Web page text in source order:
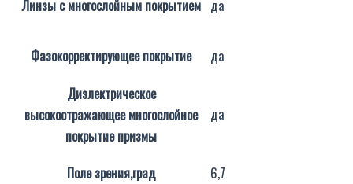
Линзы с многослойным покрытием да
Фазокорректирующее покрытие
да
Диэлектрическое
высокоотражающее многослойное
покрытие призмы
да
Поле зрения,град 6,7